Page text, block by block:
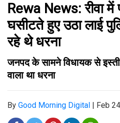
Rewa News: रीवा में
घसीटते हुए उठा लाई
रहे थे धरना
जनपद के सामने विधायक से
वाला था धरना
By Good Morning Digital | Feb